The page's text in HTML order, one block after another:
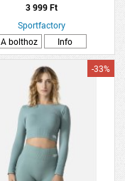
3 999 Ft
Sportfactory
A bolthoz
Info
-33%